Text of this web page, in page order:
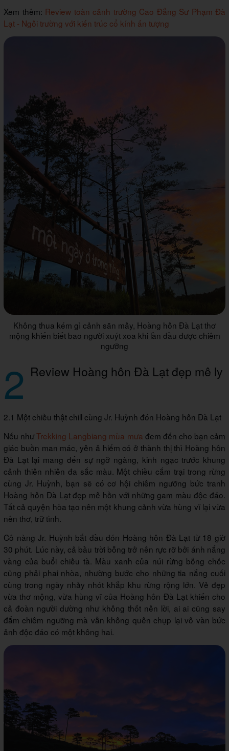
Xem thêm: Review toàn cảnh trường Cao Đẳng Sư Phạm Đà
Lạt - Ngôi trường với kiến trúc cổ kính ấn tượng
Không thua kém gì cảnh săn mây, Hoàng hôn Đà Lạt thơ
mộng khiến biết bao người xuýt xoa khi lần đầu được chiêm
ngưỡng
2 Review Hoàng hôn Đà Lạt đẹp mê ly
2.1 Một chiều thật chill cùng Jr. Huỳnh đón Hoàng hôn Đà Lạt
Nếu nhưTrekking Langbiang mùa mưa đem đến cho bạn cảm
giác buồn man mác, yên ả hiếm có ở thành thị thì Hoàng hôn
Đà Lạt lại mang đến sự ngỡ ngàng, kinh ngạc trước khung
cảnh thiên nhiên đa sắc màu. Một chiều cắm trại trong rừng
cùng Jr. Huỳnh, bạn sẽ có cơ hội chiêm ngưỡng bức tranh
Hoàng hôn Đà Lạt đẹp mê hồn với những gam màu độc đáo.
Tất cả quyện hòa tạo nên một khung cảnh vừa hùng vĩ lại vừa
nên thơ, trữ tình.
Cô nàng Jr. Huỳnh bắt đầu đón Hoàng hôn Đà Lạt từ 18 giờ
30 phút. Lúc này, cả bầu trời bỗng trở nên rực rỡ bởi ánh nắng
vàng của buổi chiều tà. Màu xanh của núi rừng bỗng chốc
cũng phải phai nhòa, nhường bước cho những tia nắng cuối
cùng trong ngày nhảy nhót khắp khu rừng rộng lớn. Vẻ đẹp
vừa thơ mộng, vừa hùng vĩ của Hoàng hôn Đà Lạt khiến cho
cả đoàn người dường như không thốt nên lời, ai ai cũng say
đắm chiêm ngưỡng mà vẫn không quên chụp lại vô vàn bức
ảnh độc đáo có một không hai.